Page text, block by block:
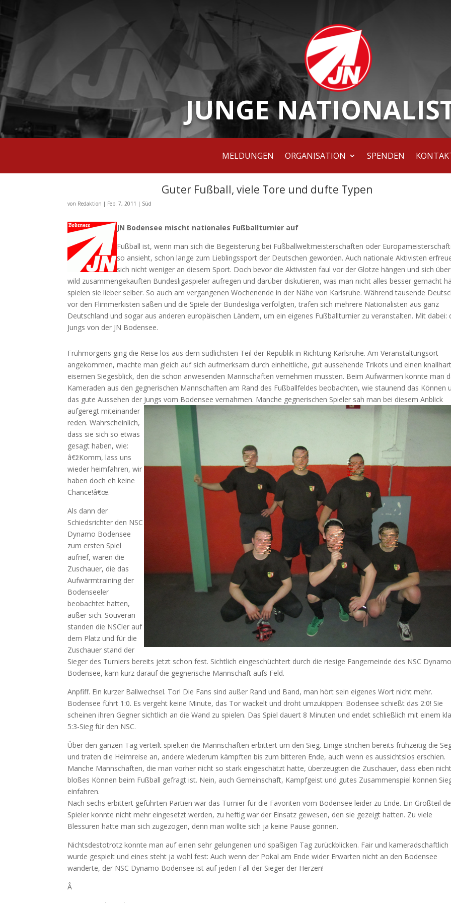
JUNGE
MELDUNGEN ORGANISATION SPENDEN
Guter Fußball, viele Tore und dufte Typen
von Redaktion | Feb. 7, 2011 | Süd
JN Bodensee mischt nationales Fußballturnier auf
Fußball ist, wenn man sich die Begeisterung bei Fußballweltmeisterschaften oder
so ansieht, schon lange zum Lieblingssport der Deutschen geworden. Auch nationale Aktivisten
sich nicht weniger an diesem Sport. Doch bevor die Aktivisten faul vor der Glotze hängen und sich
wild zusammengekauften Bundesligaspieler aufregen und darüber diskutieren, was man nicht alles besser gemacht
spielen sie lieber selber. So auch am vergangenen Wochenende in der Nähe von Karlsruhe. Während tausende
vor den Flimmerkisten saßen und die Spiele der Bundesliga verfolgten, trafen sich mehrere Nationalisten aus ganz
Deutschland und sogar aus anderen europäischen Ländern, um ein eigenes Fußballturnier zu veranstalten. Mit dabei:
Jungs von der JN Bodensee.
Frühmorgens ging die Reise los aus dem südlichsten Teil der Republik in Richtung Karlsruhe. Am Veranstaltungsort
angekommen, machte man gleich auf sich aufmerksam durch einheitliche, gut aussehende Trikots und einen
eisernen Siegesblick, den die schon anwesenden Mannschaften vernehmen mussten. Beim Aufwärmen konnte man
Kameraden aus den gegnerischen Mannschaften am Rand des Fußballfeldes beobachten, wie staunend das Können
das gute Aussehen der Jungs vom Bodensee vernahmen. Manche gegnerischen Spieler sah man bei diesem Anblick
aufgeregt miteinander
reden. Wahrscheinlich,
dass sie sich so etwas
gesagt haben, wie:
â€žKomm, lass uns
wieder heimfahren, wir
haben doch eh keine
Chance!â€œ.
Als dann der
Schiedsrichter den NSC
Dynamo Bodensee
zum ersten Spiel
aufrief, waren die
Zuschauer, die das
Aufwärmtraining der
Bodenseeler
beobachtet hatten,
außer sich. Souverän
standen die NSCler auf
dem Platz und für die
Zuschauer stand der
Sieger des Turniers bereits jetzt schon fest. Sichtlich eingeschüchtert durch die riesige Fangemeinde des NSC
Bodensee, kam kurz darauf die gegnerische Mannschaft aufs Feld.
Anpfiff. Ein kurzer Ballwechsel. Tor! Die Fans sind außer Rand und Band, man hört sein eigenes Wort nicht mehr.
Bodensee führt 1:0. Es vergeht keine Minute, das Tor wackelt und droht umzukippen: Bodensee schießt das 2:0! Sie
scheinen ihren Gegner sichtlich an die Wand zu spielen. Das Spiel dauert 8 Minuten und endet schließlich mit einem
5:3-Sieg für den NSC.
Über den ganzen Tag verteilt spielten die Mannschaften erbittert um den Sieg. Einige strichen bereits frühzeitig die
und traten die Heimreise an, andere wiederum kämpften bis zum bitteren Ende, auch wenn es aussichtslos erschien.
Manche Mannschaften, die man vorher nicht so stark eingeschätzt hatte, überzeugten die Zuschauer, dass eben
bloßes Können beim Fußball gefragt ist. Nein, auch Gemeinschaft, Kampfgeist und gutes Zusammenspiel können
einfahren.
Nach sechs erbittert geführten Partien war das Turnier für die Favoriten vom Bodensee leider zu Ende. Ein Großteil
Spieler konnte nicht mehr eingesetzt werden, zu heftig war der Einsatz gewesen, den sie gezeigt hatten. Zu viele
Blessuren hatte man sich zugezogen, denn man wollte sich ja keine Pause gönnen.
Nichtsdestotrotz konnte man auf einen sehr gelungenen und spaßigen Tag zurückblicken. Fair und kameradschaftlich
wurde gespielt und eines steht ja wohl fest: Auch wenn der Pokal am Ende wider Erwarten nicht an den Bodensee
wanderte, der NSC Dynamo Bodensee ist auf jeden Fall der Sieger der Herzen!
Â